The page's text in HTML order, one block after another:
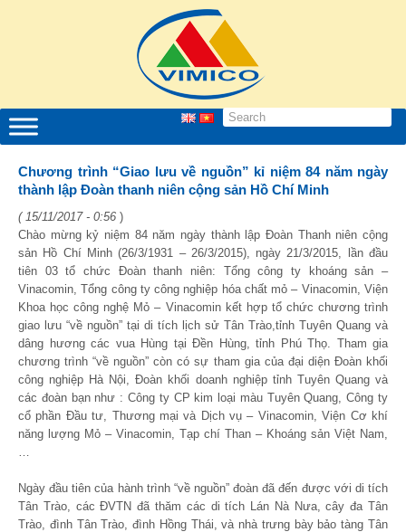
Chương trình “Giao lưu về nguồn” kỉ niệm 84 năm ngày
thành lập Đoàn thanh niên cộng sản Hồ Chí Minh
( 15/11/2017 - 0:56 )
Chào mừng kỷ niệm 84 năm ngày thành lập Đoàn Thanh niên cộng
sản Hồ Chí Minh (26/3/1931 – 26/3/2015), ngày 21/3/2015, lần đầu
tiên 03 tổ chức Đoàn thanh niên: Tổng công ty khoáng sản –
Vinacomin, Tổng công ty công nghiệp hóa chất mỏ – Vinacomin, Viện
Khoa học công nghệ Mỏ – Vinacomin kết hợp tổ chức chương trình
giao lưu “về nguồn” tại di tích lịch sử Tân Trào,tỉnh Tuyên Quang và
dâng hương các vua Hùng tại Đền Hùng, tỉnh Phú Thọ. Tham gia
chương trình “về nguồn” còn có sự tham gia của đại diện Đoàn khối
công nghiệp Hà Nội, Đoàn khối doanh nghiệp tỉnh Tuyên Quang và
các đoàn bạn như : Công ty CP kim loại màu Tuyên Quang, Công ty
cổ phần Đầu tư, Thương mại và Dịch vụ – Vinacomin, Viện Cơ khí
năng lượng Mỏ – Vinacomin, Tạp chí Than – Khoáng sản Việt Nam,
…
Ngày đầu tiên của hành trình “về nguồn” đoàn đã đến được với di tích
Tân Trào, các ĐVTN đã thăm các di tích Lán Nà Nưa, cây đa Tân
Trào, đình Tân Trào, đình Hồng Thái, và nhà trưng bày bảo tàng Tân